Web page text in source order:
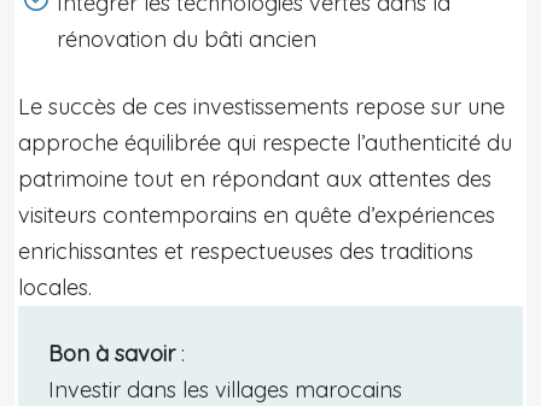
rénovation du bâti ancien
Le succès de ces investissements repose sur une
approche équilibrée qui respecte l’authenticité du
patrimoine tout en répondant aux attentes des
visiteurs contemporains en quête d’expériences
enrichissantes et respectueuses des traditions
locales.
Bon à savoir:
Investir dans les villages marocains